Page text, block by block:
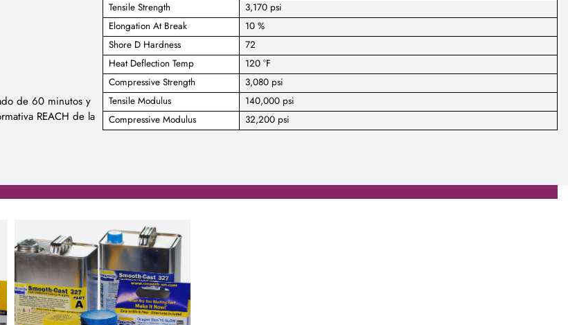
de 60 minutos y
REACH de la
Tensile Strength
3,170 psi
Elongation At Break
10 %
Shore D Hardness
72
Heat Deflection Temp
120 °F
Compressive Strength
3,080 psi
Tensile Modulus
140,000 psi
Compressive Modulus
32,200 psi